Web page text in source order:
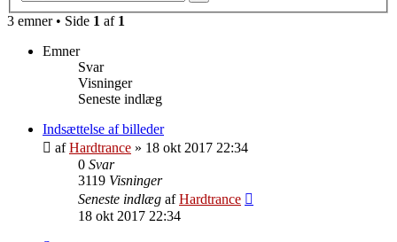
3 emner • Side 1 af 1
Emner
Svar
Visninger
Seneste indlæg
Indsættelse af billeder
afHardtrance » 18 okt 2017 22:34
0 Svar
3119 Visninger
Seneste indlæg afHardtrance
18 okt 2017 22:34